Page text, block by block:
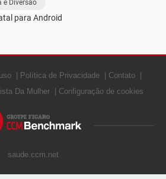
e Diversão
para Android
Política de Privacidade
Contato
Da Mulher Configuração de cookies
saude.ccm.net